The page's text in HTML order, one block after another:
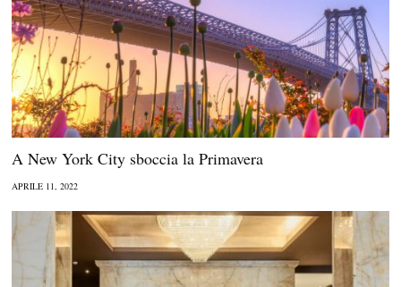
A New York City sboccia la Primavera
APRILE 11, 2022